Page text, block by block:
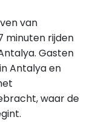
van
minuten rijden
Gasten
Antalya en
waar de